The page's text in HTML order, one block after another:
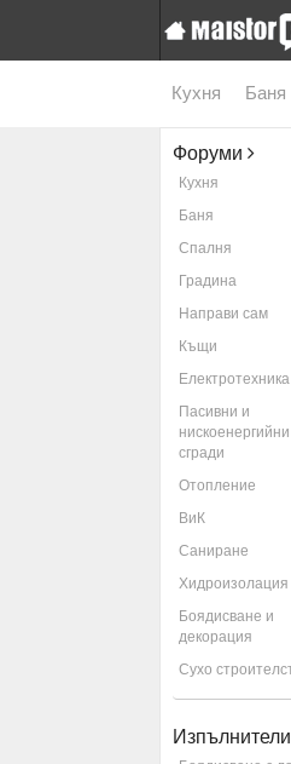
Кухня Баня
Форуми
Кухня
Баня
Спалня
Градина
Направи сам
Къщи
Електротехника
Пасивни и
нискоенергийни
сгради
Отопление
ВиК
Саниране
Хидроизолация
Боядисване и
декорация
Сухо
Изпълнители